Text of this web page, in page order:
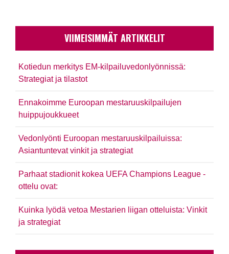
VIIMEISIMMÄT ARTIKKELIT
Kotiedun merkitys EM-kilpailuvedonlyönnissä:
Strategiat ja tilastot
Ennakoimme Euroopan mestaruuskilpailujen
huippujoukkueet
Vedonlyönti Euroopan mestaruuskilpailuissa:
Asiantuntevat vinkit ja strategiat
Parhaat stadionit kokea UEFA Champions League -
ottelu ovat:
Kuinka lyödä vetoa Mestarien liigan otteluista: Vinkit
ja strategiat